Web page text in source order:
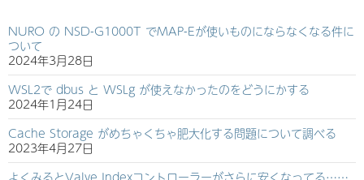
NURO の NSD-G1000T でMAP-Eが使いものにならなくなる件に
ついて
2024年3月28日
WSL2で dbus と WSLg が使えなかったのをどうにかする
2024年1月24日
Cache Storage がめちゃくちゃ肥大化する問題について調べる
2023年4月27日